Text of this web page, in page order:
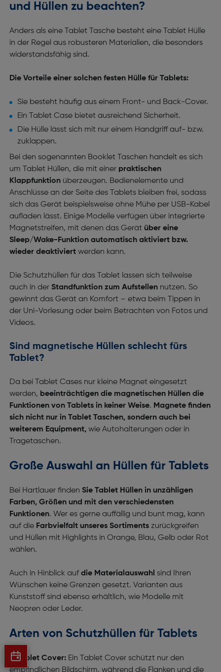
und Hüllen zu beachten?
Anders als eine Tablet Tasche besteht eine Tablet Hülle
in der Regel aus robusteren Materialien, die besonders
widerstandsfähig sind.
Die Vorteile einer solchen festen Hülle für Tablets:
Sie besteht häufig aus einem Front- und Back-Cover.
Ein Tablet Case bietet ausreichend Sicherheit.
Die Hülle lässt sich mit nur einem Handgriff auf- bzw.
zuklappen.
Bei den sogenannten Booklet Taschen handelt es sich
um Tablet Hüllen, die mit einer praktischen
Klappfunktionüberzeugen. Bedienelemente und
Anschlüsse an der Seite des Tablets bleiben frei, sodass
sich das Gerät beispielsweise ohne Mühe per USB-Kabel
aufladen lässt. Einige Modelle verfügen über integrierte
Magnetstreifen, mit denen das Gerät über eine
Sleep/Wake-Funktion automatisch aktiviert bzw.
wieder deaktiviertwerden kann.
Die Schutzhüllen für das Tablet lassen sich teilweise
auch in der Standfunktion zum Aufstellen nutzen. So
gewinnt das Gerät an Komfort – etwa beim Tippen in
der Uni-Vorlesung oder beim Betrachten von Fotos und
Videos.
Sind magnetische Hüllen schlecht fürs
Tablet?
Da bei Tablet Cases nur kleine Magnet eingesetzt
werden, beeinträchtigen die magnetischen Hüllen die
Funktionen von Tablets in keiner Weise. Magnete finden
sich nicht nur in Tablet Taschen, sondern auch bei
weiterem Equipment, wie Autohalterungen oder in
Tragetaschen.
Große Auswahl an Hüllen für Tablets
Bei Hartlauer finden Sie Tablet Hüllen in unzähligen
Farben, Größen und mit den verschiedensten
Funktionen. Wer es gerne auffällig und bunt mag, kann
auf die Farbvielfalt unseres Sortimentszurückgreifen
und Hüllen mit Highlights in Orange, Blau, Gelb oder Rot
wählen.
Auch in Hinblick auf die Materialauswahl sind Ihren
Wünschen keine Grenzen gesetzt. Varianten aus
Kunststoff sind ebenso erhältlich, wie Modelle mit
Neopren oder Leder.
Arten von Schutzhüllen für Tablets
Tablet Cover:Ein Tablet Cover schützt nur den
empfindlichen Bildschirm, während die Flanken und die